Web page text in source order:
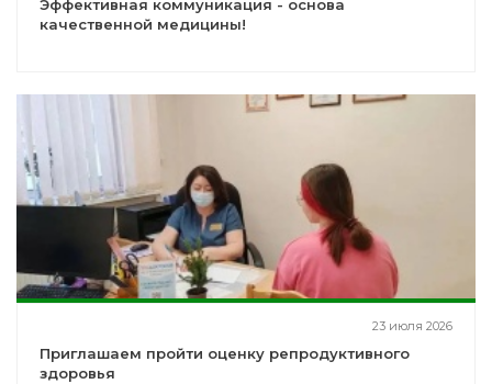
Эффективная коммуникация - основа
качественной медицины!
23 июля 2026
Приглашаем пройти оценку репродуктивного
здоровья